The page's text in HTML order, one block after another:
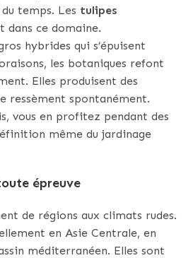
temps. Les tulipes
dans ce domaine.
hybrides qui s’épuisent
les botaniques refont
Elles produisent des
ressèment spontanément.
vous en profitez pendant des
même du jardinage
épreuve
de régions aux climats rudes.
en Asie Centrale, en
méditerranéen. Elles sont